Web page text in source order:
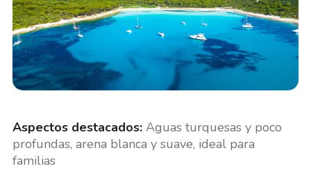
Aspectos destacados:Aguas turquesas y poco
profundas, arena blanca y suave, ideal para
familias